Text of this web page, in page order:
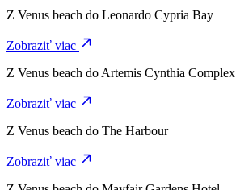
Z Venus beach do Leonardo Cypria Bay
Zobraziť viac
Z Venus beach do Artemis Cynthia Complex
Zobraziť viac
Z Venus beach do The Harbour
Zobraziť viac